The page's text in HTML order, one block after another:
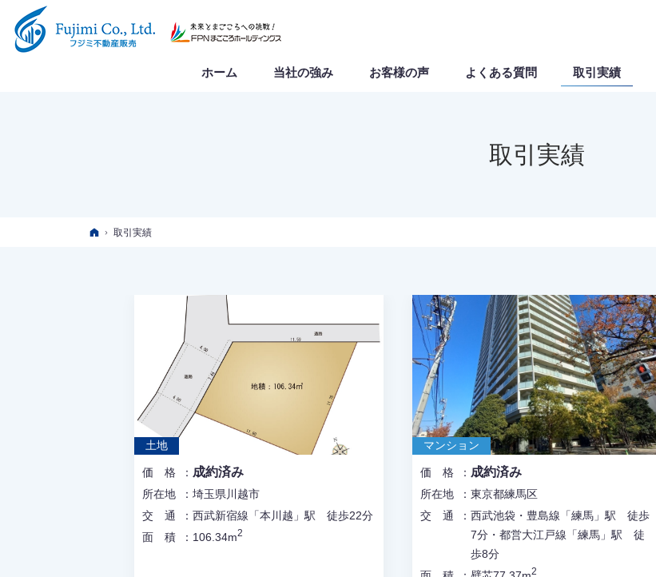
取引実績
ホーム
取引実績
土地
価格 成約済み
所在地
埼玉県川越市
交通 西武新宿線「本川越」駅 徒歩22分
面積 106.34m2
マンション
価格 成約済み
所在地
東京都練馬区
交通 西武池袋・豊島線「練馬」駅 徒歩
7分・都営大江戸線「練馬」駅 徒
歩8分
2
ホーム 当社の強み お客様の声 よくある質問 取引実績